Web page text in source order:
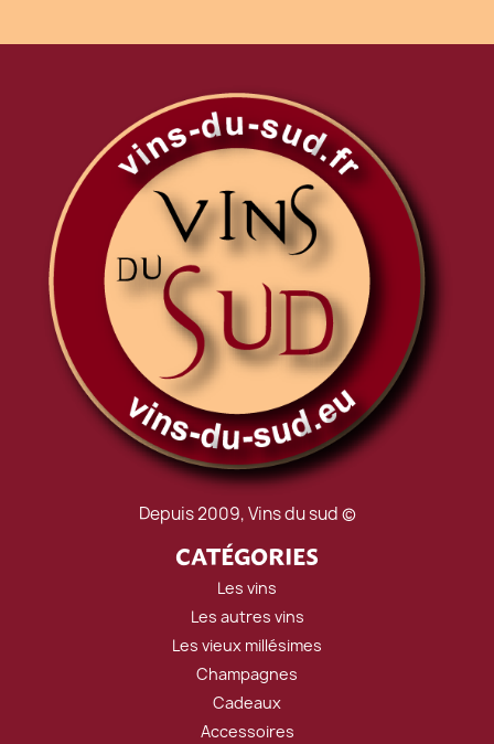
Depuis 2009, Vins du sud ©
CATÉGORIES
Les vins
Les autres vins
Les vieux millésimes
Champagnes
Cadeaux
Accessoires